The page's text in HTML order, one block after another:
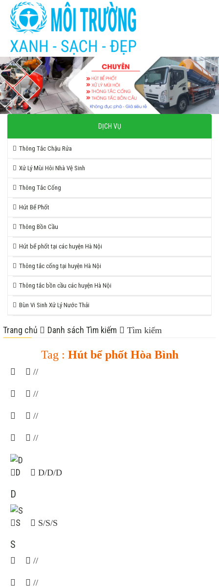
DỊCH VỤ
Thông Tắc Chậu Rửa
Xử Lý Mùi Hôi Nhà Vệ Sinh
Thông Tắc Cống
Hút Bể Phốt
Thông Bồn Cầu
Hút bể phốt tại các huyện Hà Nội
Thông tắc cống tại huyện Hà Nội
Thông tắc bồn cầu các huyện Hà Nội
Bùn Vi Sinh Xử Lý Nước Thải
Trang chủ Danh sách Tìm kiếm Tìm kiếm
Tag : Hút bể phốt Hòa Bình
//
//
//
//
D D/D/D
D
S S/S/S
S
//
//